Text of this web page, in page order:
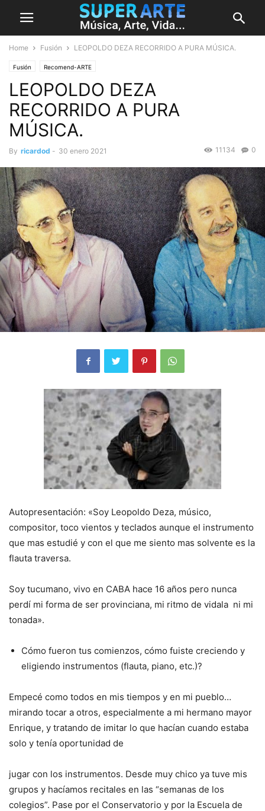
Home Fusión LEOPOLDO DEZA RECORRIDO A PURA MÚSICA.
Fusión Recomend-ARTE
LEOPOLDO DEZA
RECORRIDO A PURA
MÚSICA.
By ricardod - 30 enero 2021 0
11134
Autopresentación: «Soy Leopoldo Deza, músico,
compositor, toco vientos y teclados aunque el instrumento
que mas estudié y con el que me siento mas solvente es la
flauta traversa.
Soy tucumano, vivo en CABA hace 16 años pero nunca
perdí mi forma de ser provinciana, mi ritmo de vidala ni mi
tonada».
Cómo fueron tus comienzos, cómo fuiste creciendo y
eligiendo instrumentos (flauta, piano, etc.)?
Empecé como todos en mis tiempos y en mi pueblo…
mirando tocar a otros, especialmente a mi hermano mayor
Enrique, y tratando de imitar lo que hacían cuando estaba
solo y tenía oportunidad de
jugar con los instrumentos. Desde muy chico ya tuve mis
grupos y hacíamos recitales en las “semanas de los
colegios”. Pase por el Conservatorio y por la Escuela de